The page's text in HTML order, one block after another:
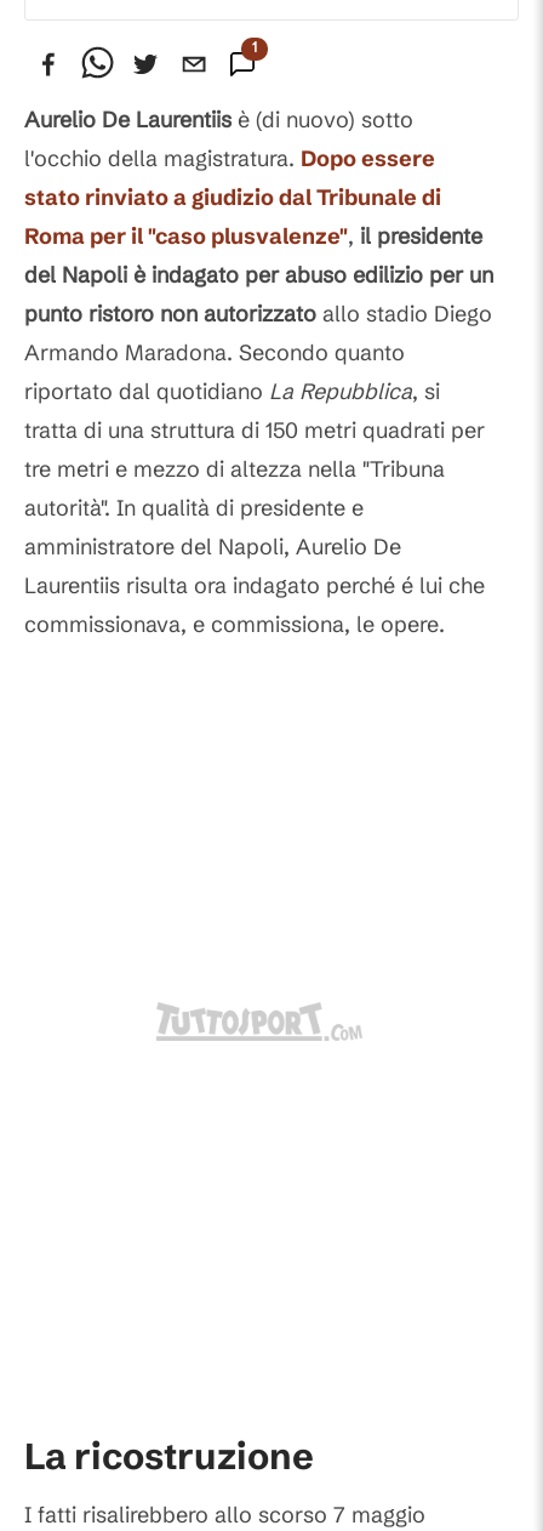
1
Aurelio De Laurentiis è (di nuovo) sotto
l'occhio della magistratura. Dopo essere
stato rinviato a giudizio dal Tribunale di
Roma per il "caso plusvalenze", il presidente
del Napoli è indagato per abuso edilizio per un
punto ristoro non autorizzato allo stadio Diego
Armando Maradona. Secondo quanto
riportato dal quotidiano La Repubblica, si
tratta di una struttura di 150 metri quadrati per
tre metri e mezzo di altezza nella "Tribuna
autorità". In qualità di presidente e
amministratore del Napoli, Aurelio De
Laurentiis risulta ora indagato perché é lui che
commissionava, e commissiona, le opere.
La ricostruzione
I fatti risalirebbero allo scorso 7 maggio